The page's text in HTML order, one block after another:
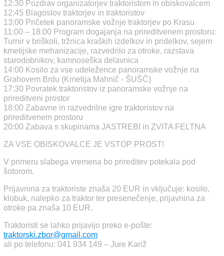
12:30 Pozdrav organizatorjev traktoristom in obiskovalcem
12:45 Blagoslov traktorjev in traktoristov
13:00 Pričetek panoramske vožnje traktorjev po Krasu
11:00 – 18:00 Program dogajanja na prireditvenem prostoru:
Turnir v briškoli, tržnica kraških izdelkov in pridelkov, sejem
kmetijske mehanizacije, razvedrilo za otroke, razstava
starodobnikov, kamnoseška delavnica
14:00 Kosilo za vse udeležence panoramske vožnje na
Grahovem Brdu (Kmetija Mahnič - ŠUŠČ)
17:30 Povratek traktoristov iz panoramske vožnje na
prireditveni prostor
18:00 Zabavne in razvedrilne igre traktoristov na
prireditvenem prostoru
20:00 Zabava s skupinama JASTREBI in ZVITA FELTNA
ZA VSE OBISKOVALCE JE VSTOP PROST!
V primeru slabega vremena bo prireditev potekala pod
šotorom.
Prijavnina za traktoriste znaša 20 EUR in vključuje: kosilo,
klobuk, nalepko za traktor ter presenečenje, prijavnina za
otroke pa znaša 10 EUR.
Traktoristi se lahko prijavijo preko e-pošte:
traktorski.zbor@gmail.com
ali po telefonu: 041 934 149 – Jure Kariž